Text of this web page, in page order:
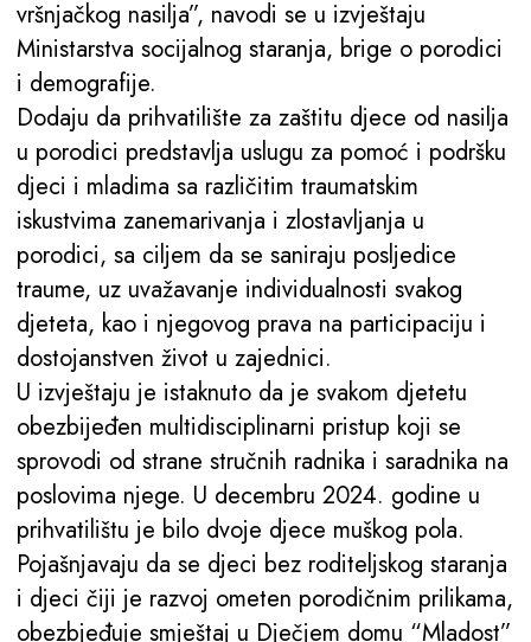
vršnjačkog nasilja”, navodi se u izvještaju
Ministarstva socijalnog staranja, brige o porodici
i demografije.
Dodaju da prihvatilište za zaštitu djece od nasilja
u porodici predstavlja uslugu za pomoć i podršku
djeci i mladima sa različitim traumatskim
iskustvima zanemarivanja i zlostavljanja u
porodici, sa ciljem da se saniraju posljedice
traume, uz uvažavanje individualnosti svakog
djeteta, kao i njegovog prava na participaciju i
dostojanstven život u zajednici.
U izvještaju je istaknuto da je svakom djetetu
obezbijeđen multidisciplinarni pristup koji se
sprovodi od strane stručnih radnika i saradnika na
poslovima njege. U decembru 2024. godine u
prihvatilištu je bilo dvoje djece muškog pola.
Pojašnjavaju da se djeci bez roditeljskog staranja
i djeci čiji je razvoj ometen porodičnim prilikama,
obezbjeđuje smještaj u Dječjem domu “Mladost”